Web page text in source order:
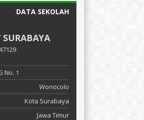
DATA SEKOLAH
No. 1
Wonocolo
Kota Surabaya
Jawa Timur